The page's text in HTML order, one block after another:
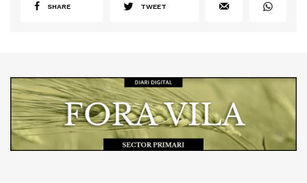
SHARE TWEET